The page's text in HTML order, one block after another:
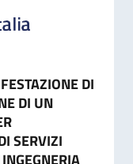
DI
DI UN
SERVIZI